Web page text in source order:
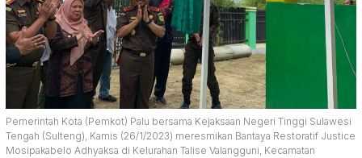
Pemerintah Kota (Pemkot) Palu bersama Kejaksaan Negeri Tinggi Sulawesi
Tengah (Sulteng), Kamis (26/1/2023) meresmikan Bantaya Restoratif Justice
Mosipakabelo Adhyaksa di Kelurahan Talise Valangguni, Kecamatan